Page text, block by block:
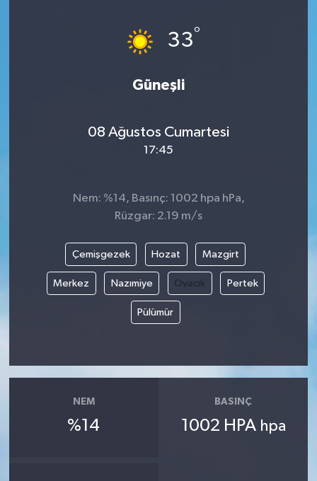
33°
Güneşli
08 Ağustos Cumartesi
17:45
Nem: %14, Basınç: 1002 hpa hPa,
Rüzgar: 2.19 m/s
Çemişgezek Hozat Mazgirt
Merkez Nazımiye Ovacık Pertek
Pülümür
NEM
%14
BASINÇ
1002 HPA hpa
RÖPORTAJ
YAZARLAR
RESMİ İLAN
MAGAZİN